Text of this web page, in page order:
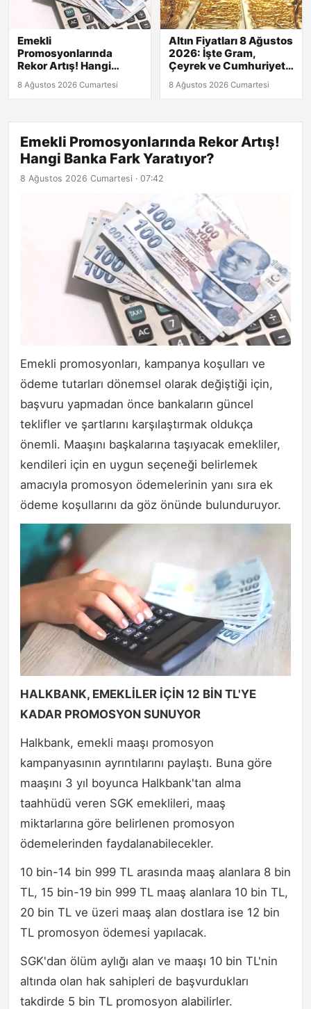
Emekli
Promosyonlarında
Rekor Artış! Hangi
8 Ağustos 2026 Cumartesi
Altın Fiyatları 8 Ağustos
2026: İşte Gram,
Çeyrek ve Cumhuriyet
8 Ağustos 2026 Cumartesi
Emekli Promosyonlarında Rekor Artış!
Hangi Banka Fark Yaratıyor?
8 Ağustos 2026 Cumartesi · 07:42
Emekli promosyonları, kampanya koşulları ve
ödeme tutarları dönemsel olarak değiştiği için,
başvuru yapmadan önce bankaların güncel
teklifler ve şartlarını karşılaştırmak oldukça
önemli. Maaşını başkalarına taşıyacak emekliler,
kendileri için en uygun seçeneği belirlemek
amacıyla promosyon ödemelerinin yanı sıra ek
ödeme koşullarını da göz önünde bulunduruyor.
HALKBANK, EMEKLİLER İÇİN 12 BİN TL'YE
KADAR PROMOSYON SUNUYOR
Halkbank, emekli maaşı promosyon
kampanyasının ayrıntılarını paylaştı. Buna göre
maaşını 3 yıl boyunca Halkbank'tan alma
taahhüdü veren SGK emeklileri, maaş
miktarlarına göre belirlenen promosyon
ödemelerinden faydalanabilecekler.
10 bin-14 bin 999 TL arasında maaş alanlara 8 bin
TL, 15 bin-19 bin 999 TL maaş alanlara 10 bin TL,
20 bin TL ve üzeri maaş alan dostlara ise 12 bin
TL promosyon ödemesi yapılacak.
SGK'dan ölüm aylığı alan ve maaşı 10 bin TL'nin
altında olan hak sahipleri de başvurdukları
takdirde 5 bin TL promosyon alabilirler.